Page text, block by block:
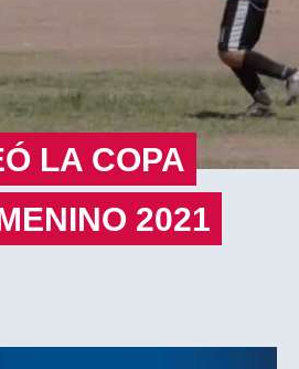
LA COPA
2021